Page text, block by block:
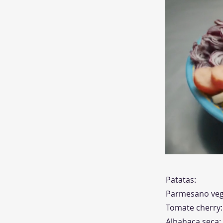
Patatas:
Parmesano
Tomate cherry: